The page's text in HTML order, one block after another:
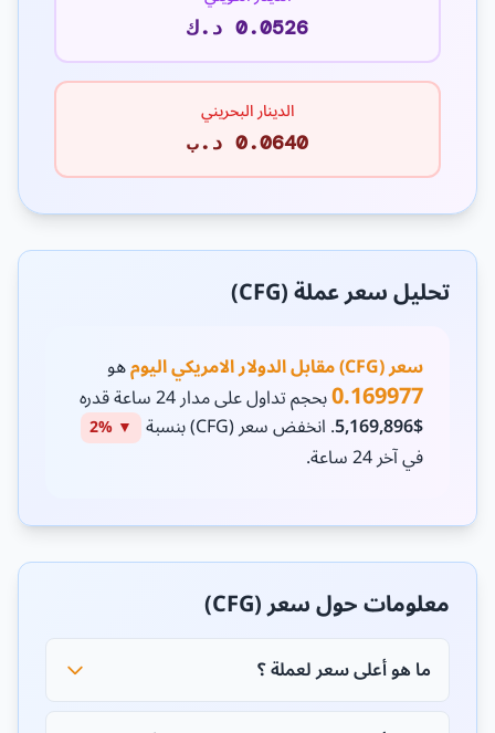
0.0526 د.ك
الدينار البحريني
0.0640 د.ب
تحليل سعر عملة (CFG)
سعر (CFG) مقابل الدولار الامريكي اليوم هو
0.169977بحجم تداول على مدار 24 ساعة قدره
$5,169,896 . انخفض سعر (CFG) بنسبة ▼ 2%
في آخر 24 ساعة.
معلومات حول سعر (CFG)
ما هو أعلى سعر لعملة ؟